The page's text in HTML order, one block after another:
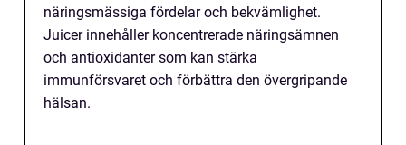
näringsmässiga fördelar och bekvämlighet.
Juicer innehåller koncentrerade näringsämnen
och antioxidanter som kan stärka
immunförsvaret och förbättra den övergripande
hälsan.